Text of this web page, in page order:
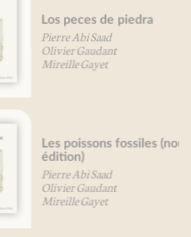
de piedra
Abi Saad
Gaudant
Gayet
fossiles (nouvelle
Abi Saad
Gaudant
Gayet